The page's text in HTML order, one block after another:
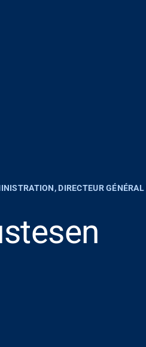
DIRECTEUR GÉNÉRAL